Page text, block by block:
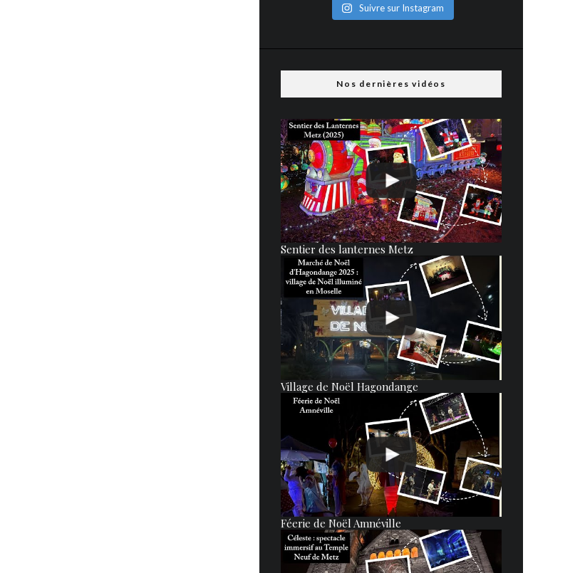
Suivre sur Instagram
Nos dernières vidéos
Sentier des lanternes Metz
Village de Noël Hagondange
Féerie de Noël Amnéville